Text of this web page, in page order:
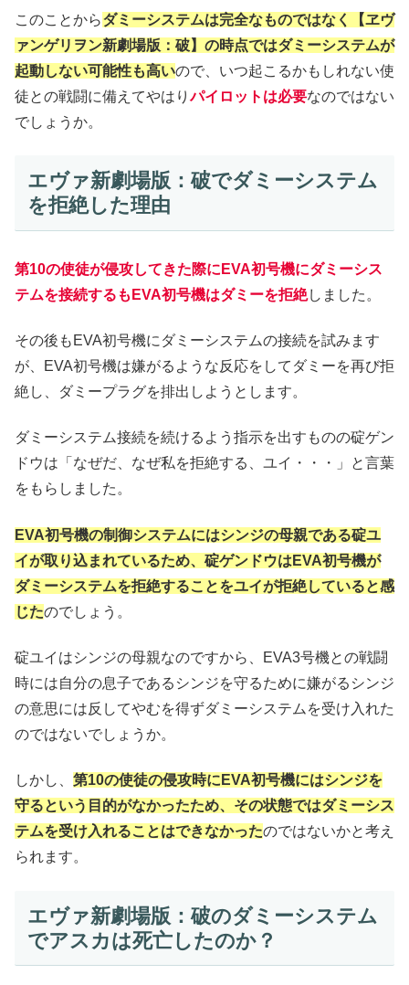
このことからダミーシステムは完全なものではなく【ヱヴ
ァンゲリヲン新劇場版：破】の時点ではダミーシステムが
起動しない可能性も高いので、いつ起こるかもしれない使
徒との戦闘に備えてやはりパイロットは必要なのではない
でしょうか。
エヴァ新劇場版：破でダミーシステム
を拒絶した理由
第10の使徒が侵攻してきた際にEVA初号機にダミーシス
テムを接続するもEVA初号機はダミーを拒絶しました。
その後もEVA初号機にダミーシステムの接続を試みます
が、EVA初号機は嫌がるような反応をしてダミーを再び拒
絶し、ダミープラグを排出しようとします。
ダミーシステム接続を続けるよう指示を出すものの碇ゲン
ドウは「なぜだ、なぜ私を拒絶する、ユイ・・・」と言葉
をもらしました。
EVA初号機の制御システムにはシンジの母親である碇ユ
イが取り込まれているため、碇ゲンドウはEVA初号機が
ダミーシステムを拒絶することをユイが拒絶していると感
じたのでしょう。
碇ユイはシンジの母親なのですから、EVA3号機との戦闘
時には自分の息子であるシンジを守るために嫌がるシンジ
の意思には反してやむを得ずダミーシステムを受け入れた
のではないでしょうか。
しかし、 第10の使徒の侵攻時にEVA初号機にはシンジを
守るという目的がなかったため、その状態ではダミーシス
テムを受け入れることはできなかったのではないかと考え
られます。
エヴァ新劇場版：破のダミーシステム
でアスカは死亡したのか？